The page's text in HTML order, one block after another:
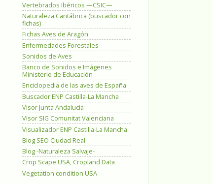
Vertebrados Ibéricos —CSIC—
Naturaleza Cantábrica (buscador con
fichas)
Fichas Aves de Aragón
Enfermedades Forestales
Sonidos de Aves
Banco de Sonidos e Imágenes
Ministerio de Educación
Enciclopedia de las aves de España
Buscador ENP Castilla-La Mancha
Visor Junta Andalucía
Visor SIG Comunitat Valenciana
Visualizador ENP Castilla-La Mancha
Blog SEO Ciudad Real
Blog -Naturaleza Salvaje-
Crop Scape USA, Cropland Data
Vegetation condition USA